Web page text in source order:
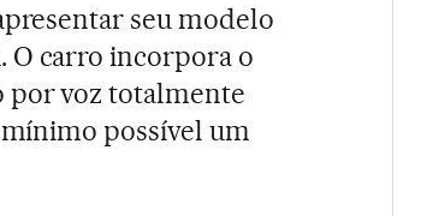
seu modelo
O carro incorpora o
por voz totalmente
possível um